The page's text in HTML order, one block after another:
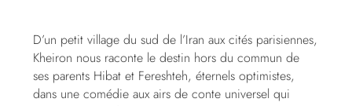
D’un petit village du sud de l’Iran aux cités parisiennes,
Kheiron nous raconte le destin hors du commun de
ses parents Hibat et Fereshteh, éternels optimistes,
dans une comédie aux airs de conte universel qui